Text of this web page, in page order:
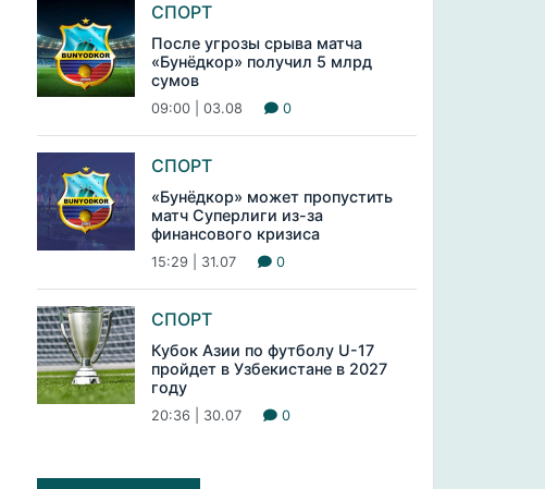
СПОРТ
После угрозы срыва матча
«Бунёдкор» получил 5 млрд
сумов
09:00 | 03.08 0
СПОРТ
«Бунёдкор» может пропустить
матч Суперлиги из-за
финансового кризиса
15:29 | 31.07 0
СПОРТ
Кубок Азии по футболу U-17
пройдет в Узбекистане в 2027
году
20:36 | 30.07 0